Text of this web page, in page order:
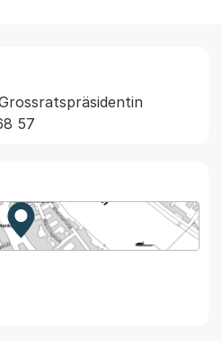
57
Zur Karte von MapBS.
Externer Link, wird in einem